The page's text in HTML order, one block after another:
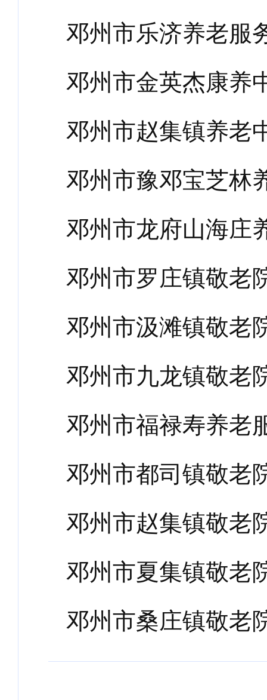
邓州市乐济养老服
邓州市金英杰康养
邓州市赵集镇养老
邓州市豫邓宝芝林
邓州市龙府山海庄
邓州市罗庄镇敬老
邓州市汲滩镇敬老
邓州市九龙镇敬老
邓州市福禄寿养老
邓州市都司镇敬老
邓州市赵集镇敬老
邓州市夏集镇敬老
邓州市桑庄镇敬老